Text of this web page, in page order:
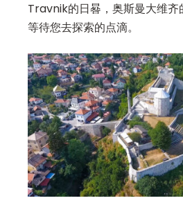
Travnik的日晷，奥斯曼大维
等待您去探索的点滴。